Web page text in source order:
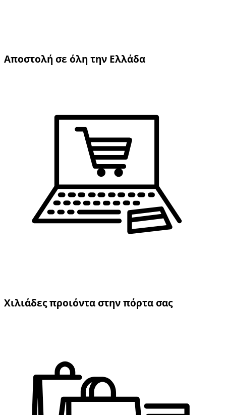
Αποστολή σε όλη την Ελλάδα
Χιλιάδες προιόντα στην πόρτα σας